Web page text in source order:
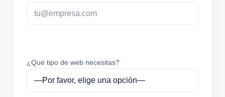
¿Qué tipo de web necesitas?